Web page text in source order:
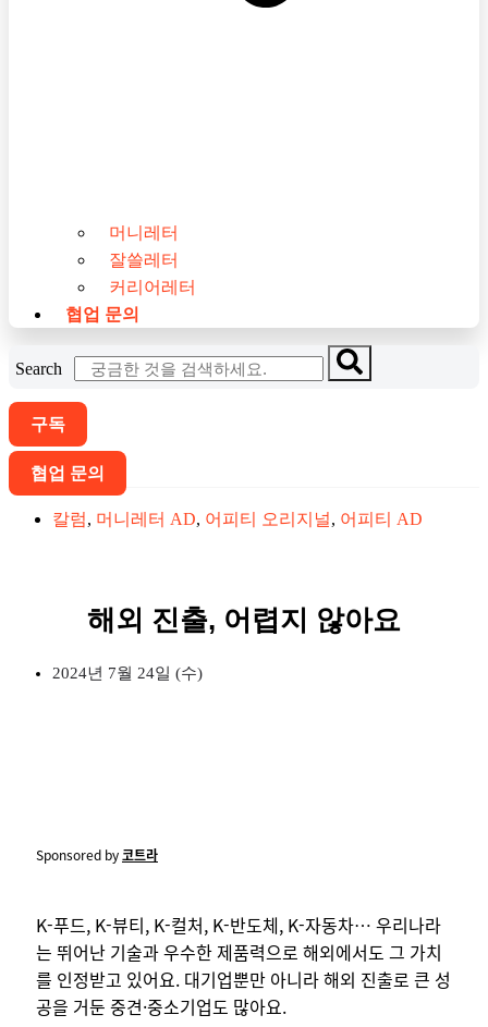
머니레터
잘쓸레터
커리어레터
협업 문의
Search
구독
협업 문의
칼럼, 머니레터 AD, 어피티 오리지널, 어피티 AD
해외 진출, 어렵지 않아요
2024년 7월 24일 (수)
Sponsored by코트라
K-푸드, K-뷰티, K-컬처, K-반도체, K-자동차… 우리나라
는 뛰어난 기술과 우수한 제품력으로 해외에서도 그 가치
를 인정받고 있어요. 대기업뿐만 아니라 해외 진출로 큰 성
공을 거둔 중견·중소기업도 많아요.